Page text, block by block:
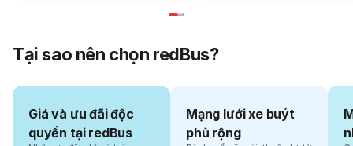
Tại sao nên chọn redBus?
Giá và ưu đãi độc
quyền tại redBus
Mạng lưới xe buýt
phủ rộng